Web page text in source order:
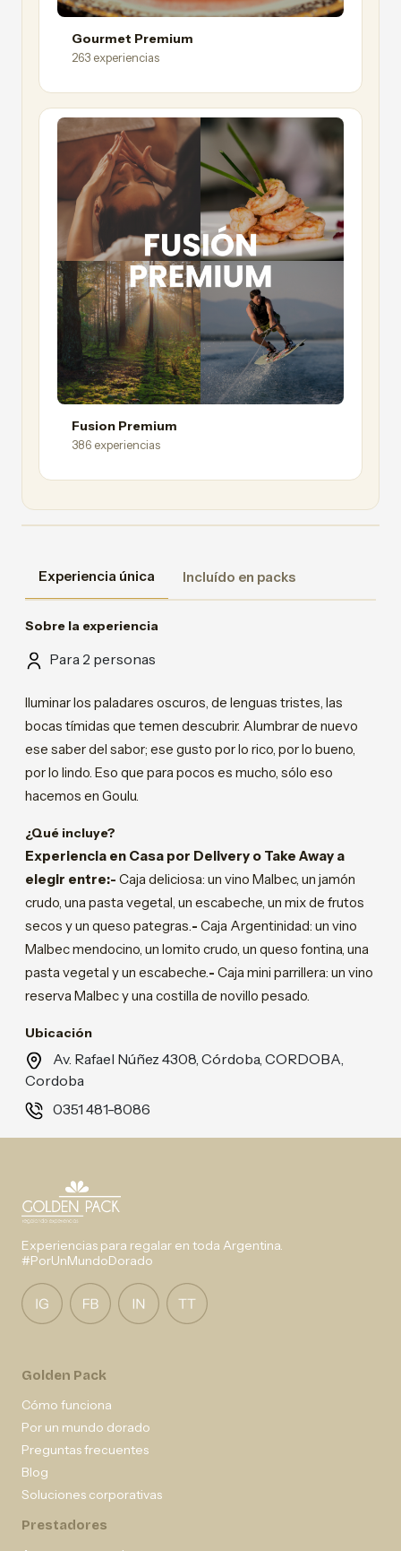
Gourmet Premium
263 experiencias
Fusion Premium
386 experiencias
Experiencia única Incluído en packs
Sobre la experiencia
Para 2 personas
Iluminar los paladares oscuros, de lenguas tristes, las
bocas tímidas que temen descubrir. Alumbrar de nuevo
ese saber del sabor; ese gusto por lo rico, por lo bueno,
por lo lindo. Eso que para pocos es mucho, sólo eso
hacemos en Goulu.
¿Qué incluye?
Experiencia en Casa por Delivery o Take Away a
elegir entre:- Caja deliciosa: un vino Malbec, un jamón
crudo, una pasta vegetal, un escabeche, un mix de frutos
secos y un queso pategras.- Caja Argentinidad: un vino
Malbec mendocino, un lomito crudo, un queso fontina, una
pasta vegetal y un escabeche.- Caja mini parrillera: un vino
reserva Malbec y una costilla de novillo pesado.
Ubicación
Av. Rafael Núñez 4308, Córdoba, CORDOBA,
Cordoba
0351 481-8086
Experiencias para regalar en toda Argentina.
#PorUnMundoDorado
Golden Pack
Cómo funciona
Por un mundo dorado
Preguntas frecuentes
Blog
Soluciones corporativas
Prestadores